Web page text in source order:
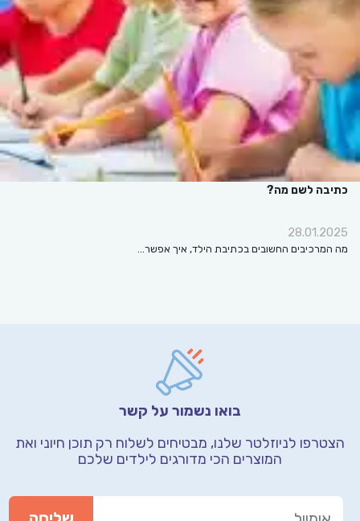
כתיבה לשם מה?
28.01.2025
מה המרכיבים החשובים בכתיבת הילד, איך אפשר…
בואו נשמור על קשר
הצטרפו לניוזלטר שלנו, מבטיחים לשלוח רק תוכן חיוני ואת
המוצרים הכי מדורגים לילדים שלכם